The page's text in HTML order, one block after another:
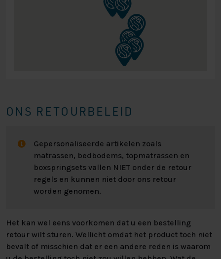
ONS RETOURBELEID
Gepersonaliseerde artikelen zoals
matrassen, bedbodems, topmatrassen en
boxspringsets vallen NIET onder de retour
regels en kunnen niet door ons retour
worden genomen.
Het kan wel eens voorkomen dat u een bestelling
retour wilt sturen. Wellicht omdat het product toch niet
bevalt of misschien dat er een andere reden is waarom